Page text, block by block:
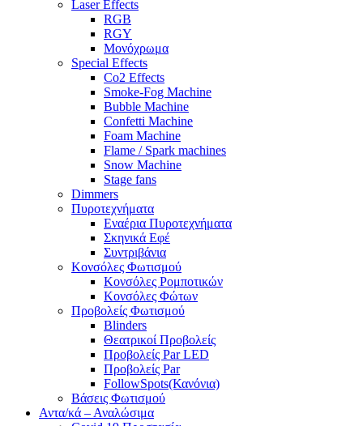
Laser Effects
RGB
RGY
Μονόχρωμα
Special Effects
Co2 Effects
Smoke-Fog Machine
Bubble Machine
Confetti Machine
Foam Machine
Flame / Spark machines
Snow Machine
Stage fans
Dimmers
Πυροτεχνήματα
Εναέρια Πυροτεχνήματα
Σκηνικά Εφέ
Συντριβάνια
Κονσόλες Φωτισμού
Κονσόλες Ρομποτικών
Κονσόλες Φώτων
Προβολείς Φωτισμού
Blinders
Θεατρικοί Προβολείς
Προβολείς Par LED
Προβολείς Par
FollowSpots(Κανόνια)
Βάσεις Φωτισμού
Αντα/κά – Αναλώσιμα